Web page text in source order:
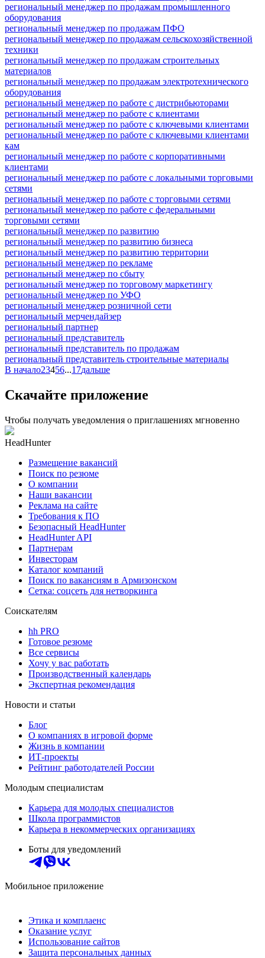
региональный менеджер по продажам промышленного
оборудования
региональный менеджер по продажам ПФО
региональный менеджер по продажам сельскохозяйственной
техники
региональный менеджер по продажам строительных
материалов
региональный менеджер по продажам электротехнического
оборудования
региональный менеджер по работе с дистрибьюторами
региональный менеджер по работе с клиентами
региональный менеджер по работе с ключевыми клиентами
региональный менеджер по работе с ключевыми клиентами
кам
региональный менеджер по работе с корпоративными
клиентами
региональный менеджер по работе с локальными торговыми
сетями
региональный менеджер по работе с торговыми сетями
региональный менеджер по работе с федеральными
торговыми сетями
региональный менеджер по развитию
региональный менеджер по развитию бизнеса
региональный менеджер по развитию территории
региональный менеджер по рекламе
региональный менеджер по сбыту
региональный менеджер по торговому маркетингу
региональный менеджер по УФО
региональный менеджер розничной сети
региональный мерчендайзер
региональный партнер
региональный представитель
региональный представитель по продажам
региональный представитель строительные материалы
В начало23456...17дальше
Скачайте приложение
Чтобы получать уведомления о приглашениях мгновенно
HeadHunter
Размещение вакансий
Поиск по резюме
О компании
Наши вакансии
Реклама на сайте
Требования к ПО
Безопасный HeadHunter
HeadHunter API
Партнерам
Инвесторам
Каталог компаний
Поиск по вакансиям в Армизонском
Сетка: соцсеть для нетворкинга
Соискателям
hh PRO
Готовое резюме
Все сервисы
Хочу у вас работать
Производственный календарь
Экспертная рекомендация
Новости и статьи
Блог
О компаниях в игровой форме
Жизнь в компании
ИТ-проекты
Рейтинг работодателей России
Молодым специалистам
Карьера для молодых специалистов
Школа программистов
Карьера в некоммерческих организациях
Боты для уведомлений
Мобильное приложение
Этика и комплаенс
Оказание услуг
Использование сайтов
Защита персональных данных